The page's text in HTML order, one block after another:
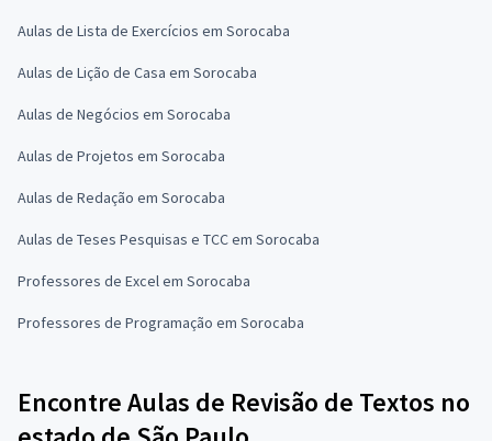
Aulas de Lista de Exercícios em Sorocaba
Aulas de Lição de Casa em Sorocaba
Aulas de Negócios em Sorocaba
Aulas de Projetos em Sorocaba
Aulas de Redação em Sorocaba
Aulas de Teses Pesquisas e TCC em Sorocaba
Professores de Excel em Sorocaba
Professores de Programação em Sorocaba
Encontre Aulas de Revisão de Textos no